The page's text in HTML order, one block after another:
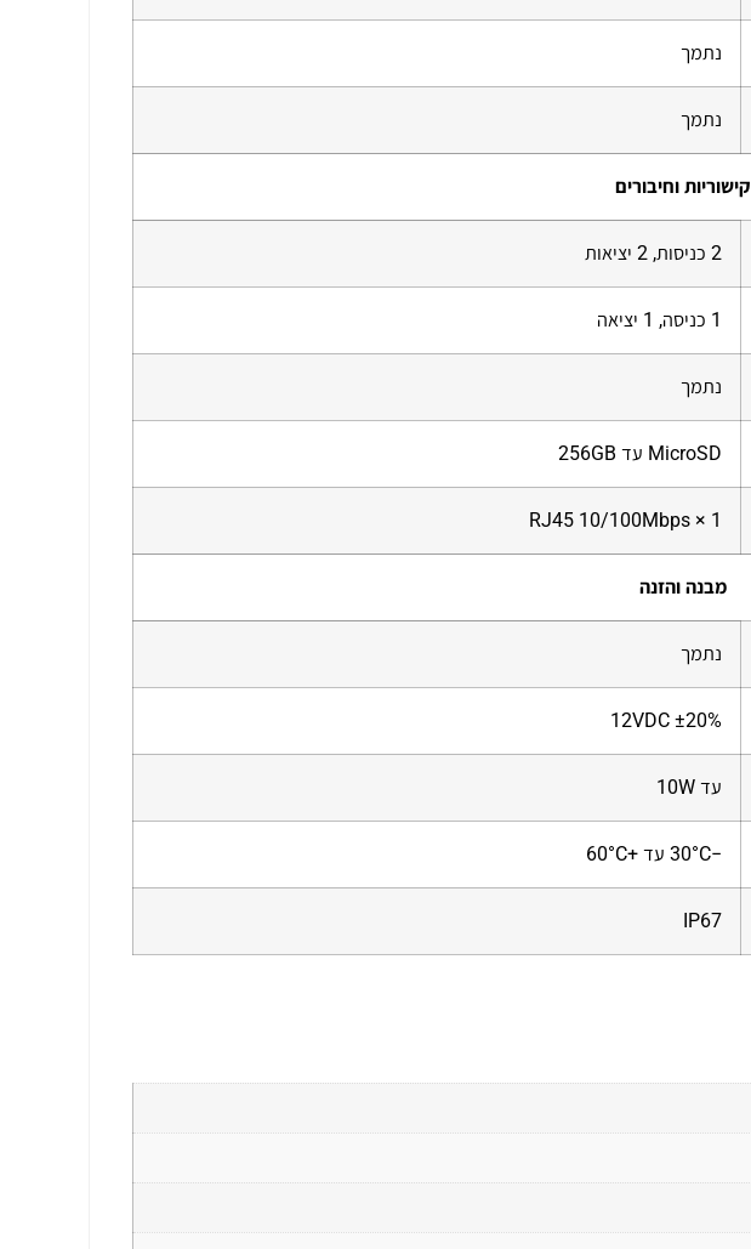
נתמך
נתמך
קישוריות וחיבורים
2 כניסות, 2 יציאות
1 כניסה, 1 יציאה
נתמך
MicroSD עד 256GB
1 × RJ45 10/100Mbps
מבנה והזנה
נתמך
12VDC ±20%
עד 10W
−30°C עד +60°C
IP67